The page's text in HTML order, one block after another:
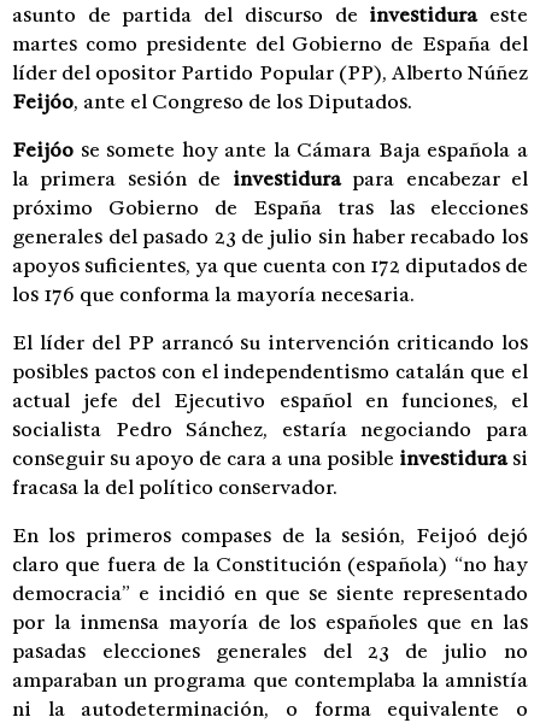
asunto de partida del discurso de investiduraeste
martes como presidente del Gobierno de España del
líder del opositor Partido Popular (PP), Alberto Núñez
Feijóo, ante el Congreso de los Diputados.
Feijóo se somete hoy ante la Cámara Baja española a
la primera sesión de investidurapara encabezar el
próximo Gobierno de España tras las elecciones
generales del pasado 23 de julio sin haber recabado los
apoyos suficientes, ya que cuenta con 172 diputados de
los 176 que conforma la mayoría necesaria.
El líder del PP arrancó su intervención criticando los
posibles pactos con el independentismo catalán que el
actual jefe del Ejecutivo español en funciones, el
socialista Pedro Sánchez, estaría negociando para
conseguir su apoyo de cara a una posible investidurasi
fracasa la del político conservador.
En los primeros compases de la sesión, Feijoó dejó
claro que fuera de la Constitución (española) “no hay
democracia” e incidió en que se siente representado
por la inmensa mayoría de los españoles que en las
pasadas elecciones generales del 23 de julio no
amparaban un programa que contemplaba la amnistía
ni la autodeterminación, o forma equivalente o